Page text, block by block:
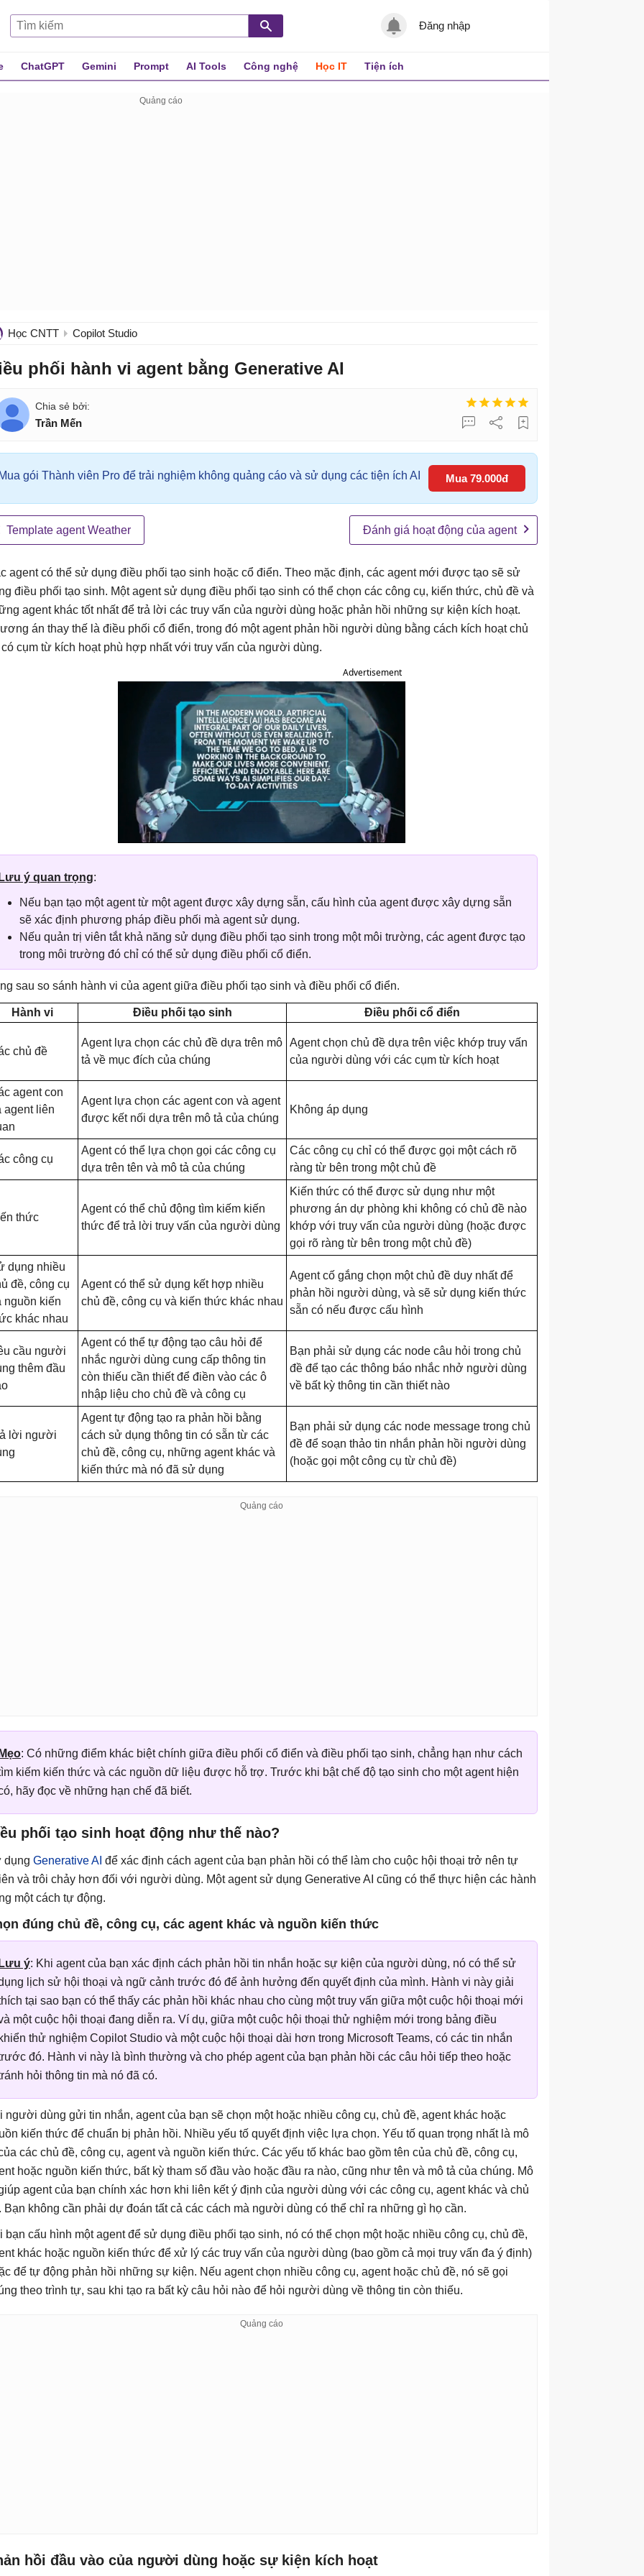
Đăng nhập
ChatGPT Gemini Prompt AI Tools Công nghệ Học IT Tiện ích
Học CNTT Copilot Studio
phối hành vi agent bằng Generative AI
Trần Mến
Mua gói Thành viên Pro để trải nghiệm không quảng cáo và sử dụng các tiện ích AI Mua 79.000đ
Template agent Weather Đánh giá hoạt động của agent
agent có thể sử dụng điều phối tạo sinh hoặc cổ điển. Theo mặc định, các agent mới được tạo sẽ sử
điều phối tạo sinh. Một agent sử dụng điều phối tạo sinh có thể chọn các công cụ, kiến ​​thức, chủ đề và
agent khác tốt nhất để trả lời các truy vấn của người dùng hoặc phản hồi những sự kiện kích hoạt.
án thay thế là điều phối cổ điển, trong đó một agent phản hồi người dùng bằng cách kích hoạt chủ
cụm từ kích hoạt phù hợp nhất với truy vấn của người dùng.
Advertisement
Lưu ý quan trọng:
Nếu bạn tạo một agent từ một agent được xây dựng sẵn, cấu hình của agent được xây dựng sẵn
sẽ xác định phương pháp điều phối mà agent sử dụng.
Nếu quản trị viên tắt khả năng sử dụng điều phối tạo sinh trong một môi trường, các agent được tạo
trong môi trường đó chỉ có thể sử dụng điều phối cổ điển.
sau so sánh hành vi của agent giữa điều phối tạo sinh và điều phối cổ điển.
Hành vi Điều phối tạo sinh Điều phối cổ điển
chủ đề
Agent lựa chọn các chủ đề dựa trên mô
tả về mục đích của chúng
Agent chọn chủ đề dựa trên việc khớp truy vấn
của người dùng với các cụm từ kích hoạt
agent con
agent liên
Agent lựa chọn các agent con và agent
được kết nối dựa trên mô tả của chúng
Không áp dụng
công cụ
Agent có thể lựa chọn gọi các công cụ
dựa trên tên và mô tả của chúng
Các công cụ chỉ có thể được gọi một cách rõ
ràng từ bên trong một chủ đề
thức
Agent có thể chủ động tìm kiếm kiến ​​
thức để trả lời truy vấn của người dùng
Kiến thức có thể được sử dụng như một
phương án dự phòng khi không có chủ đề nào
khớp với truy vấn của người dùng (hoặc được
gọi rõ ràng từ bên trong một chủ đề)
dụng nhiều
đề, công cụ
nguồn kiến
khác nhau
Agent có thể sử dụng kết hợp nhiều
chủ đề, công cụ và kiến ​​thức khác nhau
Agent cố gắng chọn một chủ đề duy nhất để
phản hồi người dùng, và sẽ sử dụng kiến ​​thức
sẵn có nếu được cấu hình
cầu người
thêm đầu
Agent có thể tự động tạo câu hỏi để
nhắc người dùng cung cấp thông tin
còn thiếu cần thiết để điền vào các ô
nhập liệu cho chủ đề và công cụ
Bạn phải sử dụng các node câu hỏi trong chủ
đề để tạo các thông báo nhắc nhở người dùng
về bất kỳ thông tin cần thiết nào
lời người
Agent tự động tạo ra phản hồi bằng
cách sử dụng thông tin có sẵn từ các
chủ đề, công cụ, những agent khác và
kiến ​​thức mà nó đã sử dụng
Bạn phải sử dụng các node message trong chủ
đề để soạn thảo tin nhắn phản hồi người dùng
(hoặc gọi một công cụ từ chủ đề)
Mẹo: Có những điểm khác biệt chính giữa điều phối cổ điển và điều phối tạo sinh, chẳng hạn như cách
kiếm kiến ​​thức và các nguồn dữ liệu được hỗ trợ. Trước khi bật chế độ tạo sinh cho một agent hiện
hãy đọc về những hạn chế đã biết.
phối tạo sinh hoạt động như thế nào?
dụng Generative AI để xác định cách agent của bạn phản hồi có thể làm cho cuộc hội thoại trở nên tự
và trôi chảy hơn đối với người dùng. Một agent sử dụng Generative AI cũng có thể thực hiện các hành
một cách tự động.
đúng chủ đề, công cụ, các agent khác và nguồn kiến ​​thức
Lưu ý: Khi agent của bạn xác định cách phản hồi tin nhắn hoặc sự kiện của người dùng, nó có thể sử
lịch sử hội thoại và ngữ cảnh trước đó để ảnh hưởng đến quyết định của mình. Hành vi này giải
tại sao bạn có thể thấy các phản hồi khác nhau cho cùng một truy vấn giữa một cuộc hội thoại mới
một cuộc hội thoại đang diễn ra. Ví dụ, giữa một cuộc hội thoại thử nghiệm mới trong bảng điều
khiển thử nghiệm Copilot Studio và một cuộc hội thoại dài hơn trong Microsoft Teams, có các tin nhắn
đó. Hành vi này là bình thường và cho phép agent của bạn phản hồi các câu hỏi tiếp theo hoặc
hỏi thông tin mà nó đã có.
người dùng gửi tin nhắn, agent của bạn sẽ chọn một hoặc nhiều công cụ, chủ đề, agent khác hoặc
kiến ​​thức để chuẩn bị phản hồi. Nhiều yếu tố quyết định việc lựa chọn. Yếu tố quan trọng nhất là mô
các chủ đề, công cụ, agent và nguồn kiến ​​thức. Các yếu tố khác bao gồm tên của chủ đề, công cụ,
hoặc nguồn kiến ​​thức, bất kỳ tham số đầu vào hoặc đầu ra nào, cũng như tên và mô tả của chúng. Mô
agent của bạn chính xác hơn khi liên kết ý định của người dùng với các công cụ, agent khác và chủ
Bạn không cần phải dự đoán tất cả các cách mà người dùng có thể chỉ ra những gì họ cần.
bạn cấu hình một agent để sử dụng điều phối tạo sinh, nó có thể chọn một hoặc nhiều công cụ, chủ đề,
khác hoặc nguồn kiến ​​thức để xử lý các truy vấn của người dùng (bao gồm cả mọi truy vấn đa ý định)
để tự động phản hồi những sự kiện. Nếu agent chọn nhiều công cụ, agent hoặc chủ đề, nó sẽ gọi
theo trình tự, sau khi tạo ra bất kỳ câu hỏi nào để hỏi người dùng về thông tin còn thiếu.
hồi đầu vào của người dùng hoặc sự kiện kích hoạt